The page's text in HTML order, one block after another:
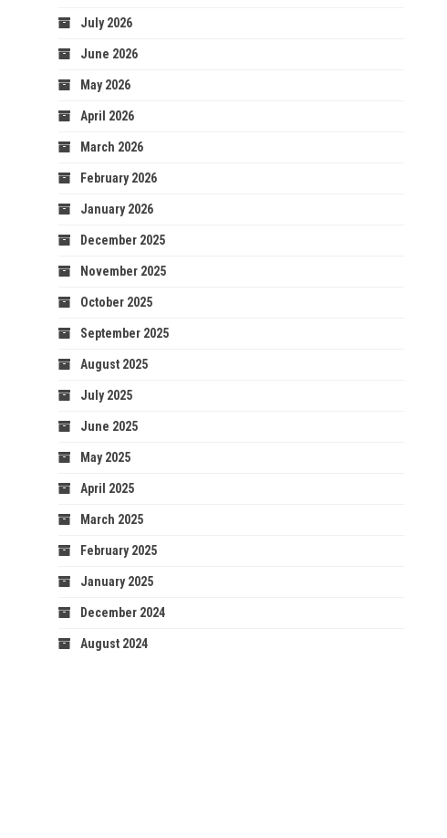
July 2026
June 2026
May 2026
April 2026
March 2026
February 2026
January 2026
December 2025
November 2025
October 2025
September 2025
August 2025
July 2025
June 2025
May 2025
April 2025
March 2025
February 2025
January 2025
December 2024
August 2024